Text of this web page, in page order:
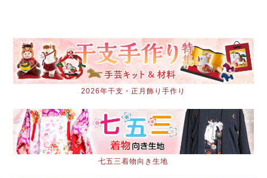
2026年干支・正月飾り手作り
七五三着物向き生地